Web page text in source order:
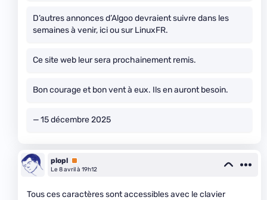
D’autres annonces d’Algoo devraient suivre dans les
semaines à venir, ici ou sur LinuxFR.
Ce site web leur sera prochainement remis.
Bon courage et bon vent à eux. Ils en auront besoin.
— 15 décembre 2025
plopl Premium
Le 8 avril à 19h12
Tous ces caractères sont accessibles avec le clavier